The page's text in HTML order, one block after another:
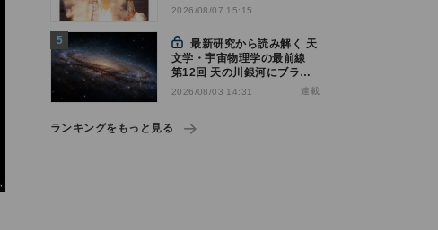
2026/08/07 15:15
最新研究から読み解く 天
文学・宇宙物理学の最前線
第12回 天の川銀河にブラッ
クホール1億7000万個？ - 大
2026/08/03 14:31 連載
ランキングをもっと見る